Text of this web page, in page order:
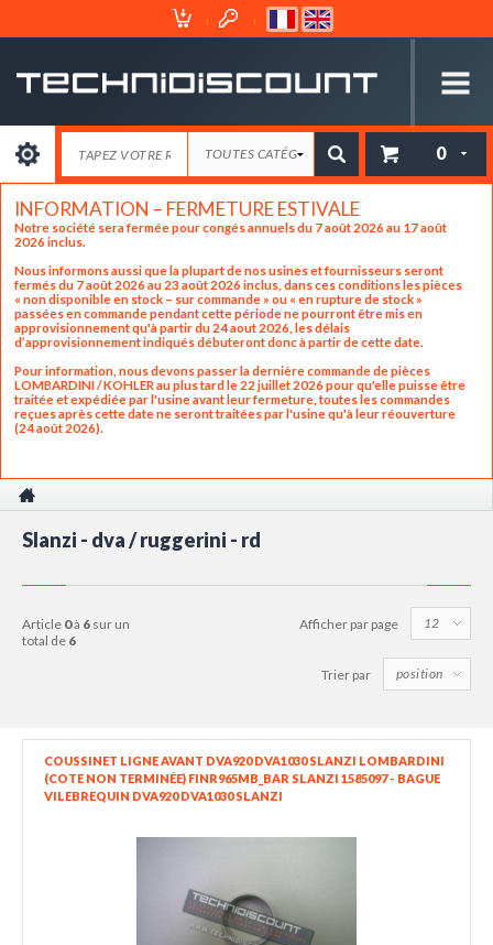
Mon
Espace
0
INFORMATION – FERMETURE ESTIVALE
Notre société sera fermée pour congés annuels du 7 août 2026 au 17 août
2026 inclus.
Nous informons aussi que la plupart de nos usines et fournisseurs seront
fermés du 7 août 2026 au 23 août 2026 inclus, dans ces conditions les pièces
« non disponible en stock – sur commande » ou « en rupture de stock »
passées en commande pendant cette période ne pourront être mis en
approvisionnement qu'à partir du 24 aout 2026, les délais
d’approvisionnement indiqués débuteront donc à partir de cette date.
Pour information, nous devons passer la dernière commande de pièces
LOMBARDINI / KOHLER au plus tard le 22 juillet 2026 pour qu'elle puisse être
traitée et expédiée par l'usine avant leur fermeture, toutes les commandes
reçues après cette date ne seront traitées par l'usine qu'à leur réouverture
(24 août 2026).
Slanzi - dva / ruggerini - rd
article 0à 6 sur un
total de 6
Afficher par page
Trier par
COUSSINET LIGNE AVANT DVA920 DVA1030 SLANZI LOMBARDINI
(COTE NON TERMINÉE) FINR965MB_BAR SLANZI 1585097 - BAGUE
VILEBREQUIN DVA920 DVA1030 SLANZI